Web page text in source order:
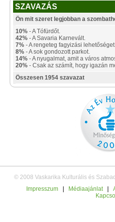
SZAVAZÁS
Ön mit szeret legjobban a
10% - A Tófürdőt.
42% - A Savaria Karnevált.
7% - A rengeteg fagyizási
8% - A sok gondozott parkot.
14% - A nyugalmat, amit a város
20% - Csak az számít, hogy igazán
Összesen 1954 szavazat
© 2008 Vaskarika Kulturális és
Impresszum
Médiaajánlat